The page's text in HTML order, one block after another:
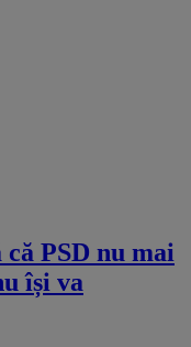
PSD nu mai
își va